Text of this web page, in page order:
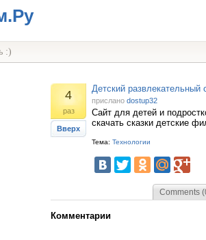
:)
4
раз
Вверх
Детский развлекательный
прислано dostup32
Сайт для детей и
скачать сказки детские
Тема: Технологии
Comments
Комментарии